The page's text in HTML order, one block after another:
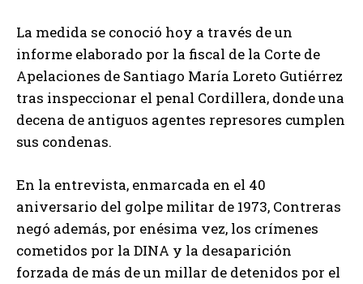
La medida se conoció hoy a través de un
informe elaborado por la fiscal de la Corte de
Apelaciones de Santiago María Loreto Gutiérrez
tras inspeccionar el penal Cordillera, donde una
decena de antiguos agentes represores cumplen
sus condenas.
En la entrevista, enmarcada en el 40
aniversario del golpe militar de 1973, Contreras
negó además, por enésima vez, los crímenes
cometidos por la DINA y la desaparición
forzada de más de un millar de detenidos por el